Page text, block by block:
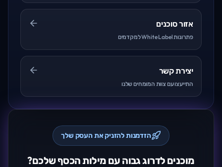
אזור סוכנים
פתרונות White Label למקדמים
יצירת קשר
התייעצו עם צוות המומחים שלנו
הזדמנות להזניק את העסק שלך
מוכנים לדרוג גבוה עם מילות הכסף שלכם?